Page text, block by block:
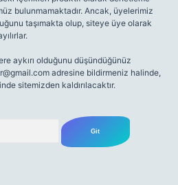
bulunmamaktadır. Ancak, üyelerimiz
taşımakta olup, siteye üye olarak
aykırı olduğunu düşündüğünüz
adresine bildirmeniz halinde,
sitemizden kaldırılacaktır.